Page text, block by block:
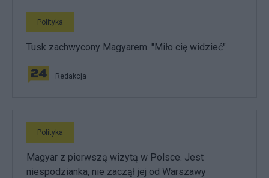
Polityka
Tusk zachwycony Magyarem. "Miło cię widzieć"
Redakcja
Polityka
Magyar z pierwszą wizytą w Polsce. Jest
niespodzianka, nie zaczął jej od Warszawy